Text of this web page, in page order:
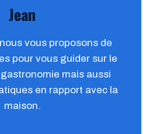
Jean
vous proposons de
pour vous guider sur le
mais aussi
en rapport avec la
maison.